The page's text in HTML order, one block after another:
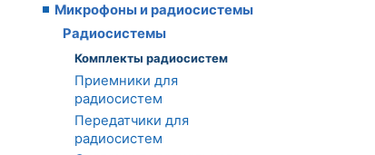
Микрофоны и радиосистемы
Радиосистемы
Комплекты радиосистем
Приемники для
радиосистем
Передатчики для
радиосистем